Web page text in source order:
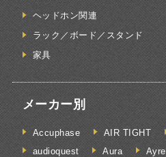
ヘッドホン関連
ラック／ボード／スタンド
家具
メーカー別
Accuphase AIR TIGHT
audioquest
Aura Ayre